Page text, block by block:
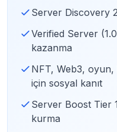
Server Discovery
Verified Server
kazanma
NFT, Web3,
için sosyal kanıt
Server Boost Tier
kurma